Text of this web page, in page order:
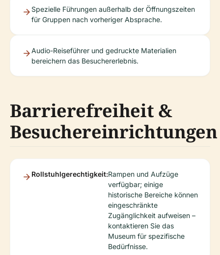
Spezielle Führungen außerhalb der Öffnungszeiten
für Gruppen nach vorheriger Absprache.
Audio-Reiseführer und gedruckte Materialien
bereichern das Besuchererlebnis.
Barrierefreiheit &
Besuchereinrichtungen
Rollstuhlgerechtigkeit:Rampen und Aufzüge
verfügbar; einige
historische Bereiche können
eingeschränkte
Zugänglichkeit aufweisen –
kontaktieren Sie das
Museum für spezifische
Bedürfnisse.